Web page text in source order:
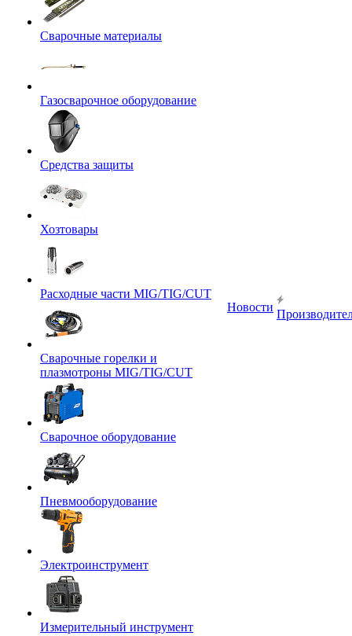
Сварочные материалы
Газосварочное оборудование
Средства защиты
Хозтовары
Расходные части MIG/TIG/CUT
Сварочные горелки и
плазмотроны MIG/TIG/CUT
Сварочное оборудование
Пневмооборудование
Электроинструмент
Измерительный инструмент
Новости